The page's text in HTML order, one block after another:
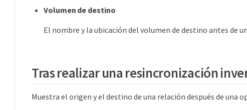
Volumen de destino
El nombre y la ubicación del volumen de destino antes de
Tras realizar una resincronización
Muestra el origen y el destino de una relación después de una